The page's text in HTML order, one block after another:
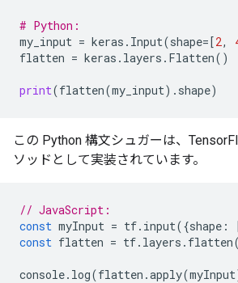
# Python:
my_input = keras . Input(shape=[2,
flatten = keras . layers . Flatten()
print(flatten(my_input) . shape)
この Python 構文シュガーは、
ソッドとして実装されています。
// JavaScript:
const myInput = tf. input({shape :
const flatten = tf. layers . flatten
console. log(flatten .apply(myInput